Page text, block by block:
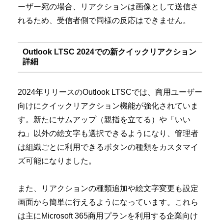
ーザー宛の場合、リアクションは画像として送信さ
れるため、受信者側で同様の反応はできません。
Outlook LTSC 2024での新クイックリアクション
詳細
2024年リリースのOutlook LTSCでは、商用ユーザー
向けにクイックリアクション機能が強化されていま
す。新たにサムアップ（親指を立てる）や「いい
ね」以外の絵文字も選択できるようになり、管理者
は組織ごとに利用できるボタンの種類をカスタマイ
ズ可能になりました。
また、リアクションの種類追加や絵文字変更も設定
画面から簡単に行えるようになっています。これら
は主にMicrosoft 365商用プランを利用する企業向け